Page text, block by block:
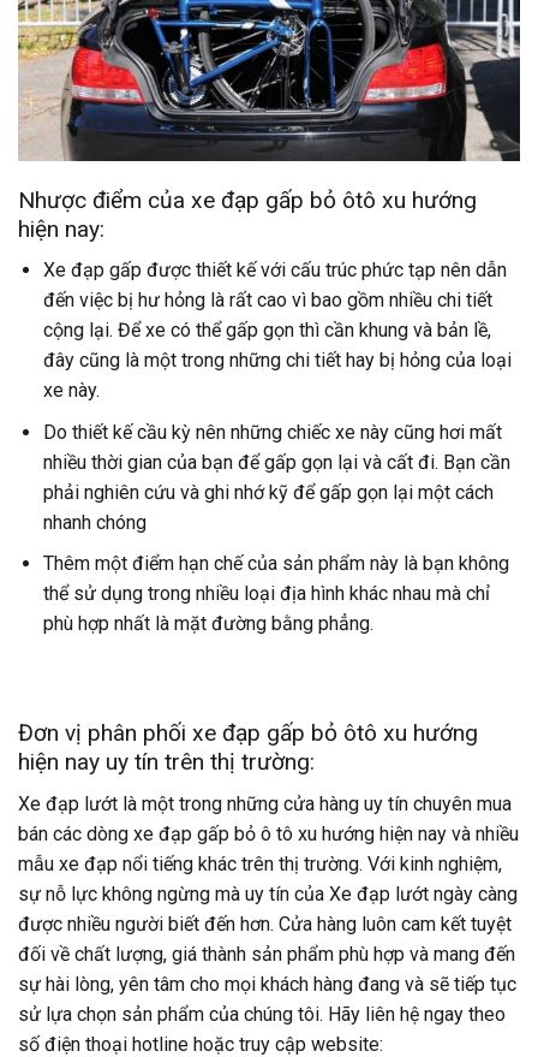
Nhược điểm của xe đạp gấp bỏ ôtô xu hướng
hiện nay:
Xe đạp gấp được thiết kế với cấu trúc phức tạp nên dẫn
đến việc bị hư hỏng là rất cao vì bao gồm nhiều chi tiết
cộng lại. Để xe có thể gấp gọn thì cần khung và bản lề,
đây cũng là một trong những chi tiết hay bị hỏng của loại
xe này.
Do thiết kế cầu kỳ nên những chiếc xe này cũng hơi mất
nhiều thời gian của bạn để gấp gọn lại và cất đi. Bạn cần
phải nghiên cứu và ghi nhớ kỹ để gấp gọn lại một cách
nhanh chóng
Thêm một điểm hạn chế của sản phẩm này là bạn không
thể sử dụng trong nhiều loại địa hình khác nhau mà chỉ
phù hợp nhất là mặt đường bằng phẳng.
Đơn vị phân phối xe đạp gấp bỏ ôtô xu hướng
hiện nay uy tín trên thị trường:
Xe đạp lướt là một trong những cửa hàng uy tín chuyên mua
bán các dòng xe đạp gấp bỏ ô tô xu hướng hiện nay và nhiều
mẫu xe đạp nổi tiếng khác trên thị trường. Với kinh nghiệm,
sự nỗ lực không ngừng mà uy tín của Xe đạp lướt ngày càng
được nhiều người biết đến hơn. Cửa hàng luôn cam kết tuyệt
đối về chất lượng, giá thành sản phẩm phù hợp và mang đến
sự hài lòng, yên tâm cho mọi khách hàng đang và sẽ tiếp tục
sử lựa chọn sản phẩm của chúng tôi. Hãy liên hệ ngay theo
số điện thoại hotline hoặc truy cập website: